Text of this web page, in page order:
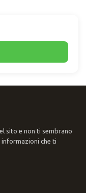
sito e non ti sembrano
che ti